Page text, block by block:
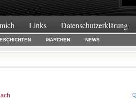
Links Datenschutzerklärung
MÄRCHEN NEWS